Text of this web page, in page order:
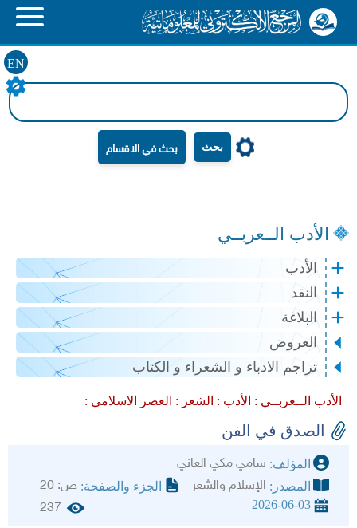
EN
بحث
الأدب الــعربــي
الأدب
النقد
البلاغة
العروض
تراجم الادباء و الشعراء و الكتاب
الأدب الــعربــي : الأدب : الشعر : العصر الاسلامي :
الصدق في الفن
المؤلف: سامي مكي العاني
المصدر: الإسلام والشعر الجزء والصفحة: ص: 20
2026-06-03
237